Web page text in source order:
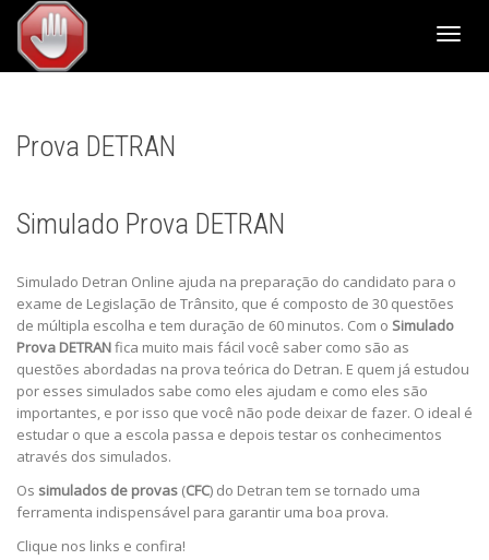
Prova DETRAN
Simulado Prova DETRAN
Simulado Detran Online ajuda na preparação do candidato para o
exame de Legislação de Trânsito, que é composto de 30 questões
de múltipla escolha e tem duração de 60 minutos. Com o Simulado
Prova DETRANfica muito mais fácil você saber como são as
questões abordadas na prova teórica do Detran. E quem já estudou
por esses simulados sabe como eles ajudam e como eles são
importantes, e por isso que você não pode deixar de fazer. O ideal é
estudar o que a escola passa e depois testar os conhecimentos
através dos simulados.
Os simulados de provas (CFC) do Detran tem se tornado uma
ferramenta indispensável para garantir uma boa prova.
Clique nos links e confira!